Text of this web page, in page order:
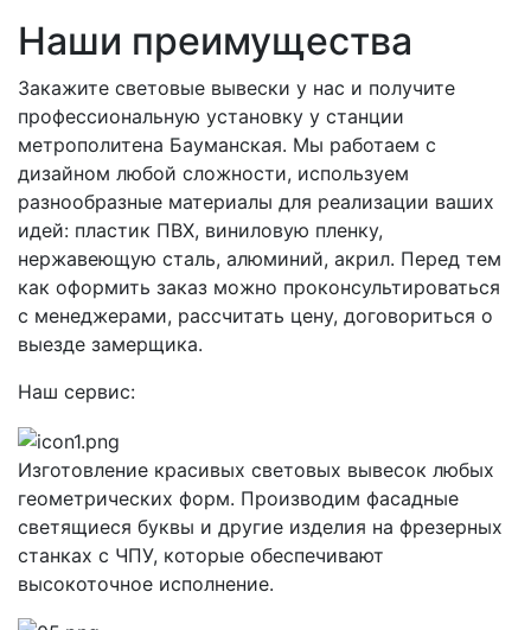
Наши преимущества
Закажите световые вывески у нас и получите
профессиональную установку у станции
метрополитена Бауманская. Мы работаем с
дизайном любой сложности, используем
разнообразные материалы для реализации ваших
идей: пластик ПВХ, виниловую пленку,
нержавеющую сталь, алюминий, акрил. Перед тем
как оформить заказ можно проконсультироваться
с менеджерами, рассчитать цену, договориться о
выезде замерщика.
Наш сервис:
Изготовление красивых световых вывесок любых
геометрических форм. Производим фасадные
светящиеся буквы и другие изделия на фрезерных
станках с ЧПУ, которые обеспечивают
высокоточное исполнение.